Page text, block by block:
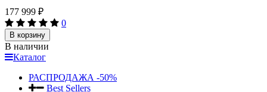
177 999 ₽
0
В корзину
В наличии
Каталог
РАСПРОДАЖА -50%
Best Sellers